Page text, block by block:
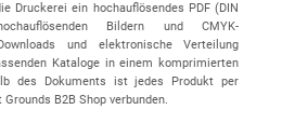
Druckerei ein hochauflösendes PDF (DIN
Bildern und CMYK-
und elektronische Verteilung
Kataloge in einem komprimierten
des Dokuments ist jedes Produkt per
B2B Shop verbunden.